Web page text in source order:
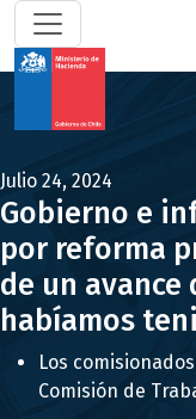
Julio 24, 2024
Gobierno e
por reforma
de un
habíamos
Los
Comisión de